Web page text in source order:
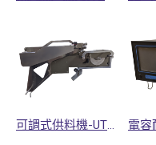
可調式供料機-UTF系列